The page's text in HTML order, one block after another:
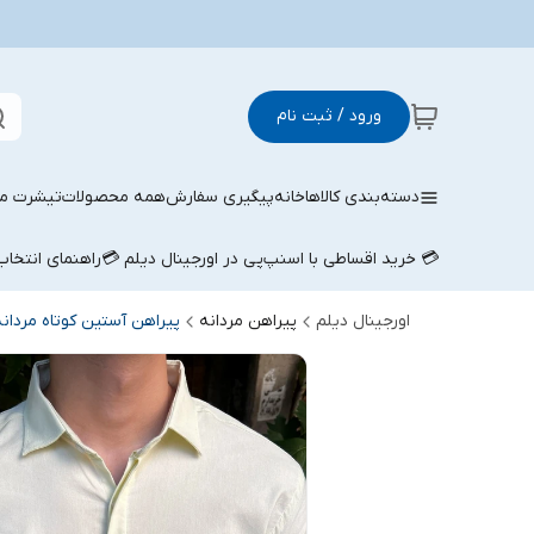
ورود / ثبت نام
دسته‌بندی کالاهاخانهپیگیری سفارشهمه محصولاتتیشرت
💳 خرید اقساطی با اسنپ‌پی در اورجینال دیلم 💳راهنمای
اورجینال دیلم پیراهن مردانه پیراهن آستین کوتاه